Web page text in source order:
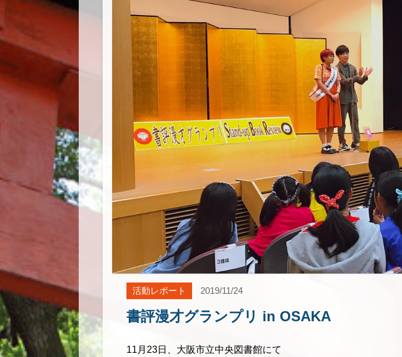
活動レポート 2019/11/24
書評漫才グランプリ in OSAKA
11月23日、大阪市立中央図書館にて